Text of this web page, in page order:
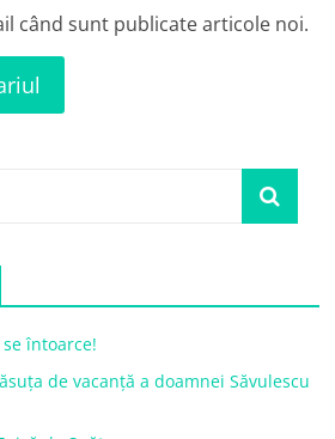
când sunt publicate articole noi.
întoarce!
de vacanță a doamnei Săvulescu